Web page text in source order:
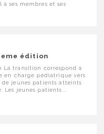
ses membres et ses
édition
La transition correspond à
en charge pédiatrique vers
jeunes patients atteints
jeunes patients...